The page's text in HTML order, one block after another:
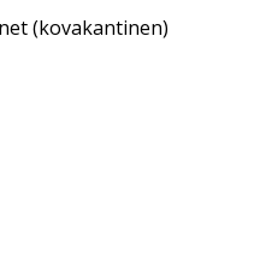
(kovakantinen)